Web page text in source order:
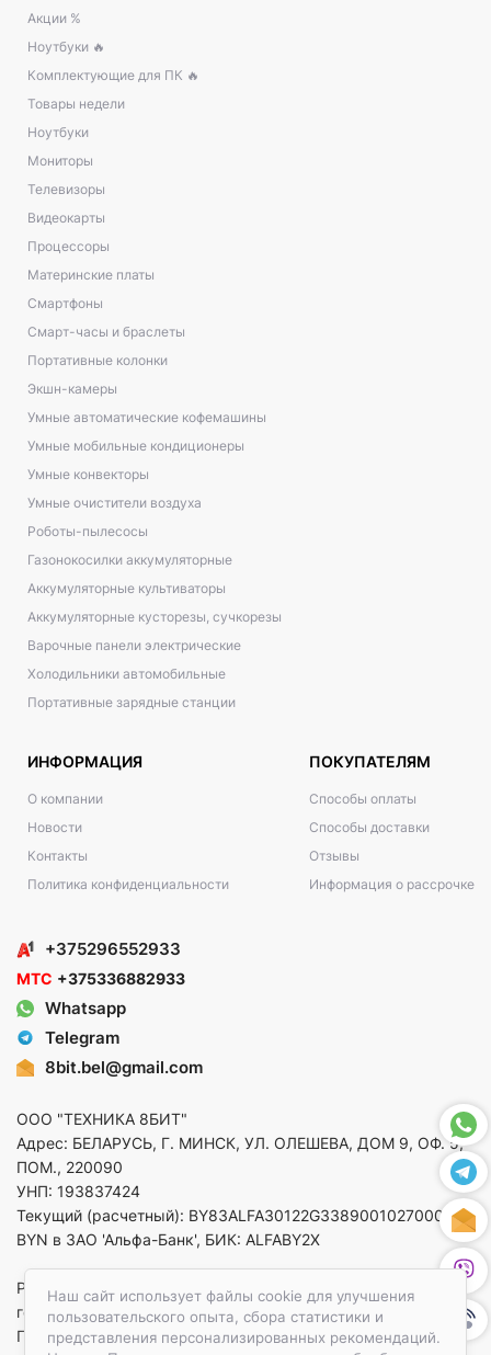
Наш сайт использует файлы cookie для улучшения
пользовательского опыта, сбора статистики и
представления персонализированных рекомендаций.
Акции %
Ноутбуки 🔥
Комплектующие для ПК 🔥
Товары недели
Ноутбуки
Мониторы
Телевизоры
Видеокарты
Процессоры
Материнские платы
Смартфоны
Смарт-часы и браслеты
Портативные колонки
Экшн-камеры
Умные автоматические кофемашины
Умные мобильные кондиционеры
Умные конвекторы
Умные очистители воздуха
Роботы-пылесосы
Газонокосилки аккумуляторные
Аккумуляторные культиваторы
Аккумуляторные кусторезы, сучкорезы
Варочные панели электрические
Холодильники автомобильные
Портативные зарядные станции
ИНФОРМАЦИЯ
О компании
Новости
Контакты
Политика конфиденциальности
ПОКУПАТЕЛЯМ
Способы оплаты
Способы доставки
Отзывы
Информация о рассрочке
+375296552933
МТС +375336882933
Whatsapp
Telegram
8bit.bel@gmail.com
ООО "ТЕХНИКА 8БИТ"
Адрес: БЕЛАРУСЬ, Г. МИНСК, УЛ. ОЛЕШЕВА, ДОМ 9, ОФ. 5,
ПОМ., 220090
УНП: 193837424
Текущий (расчетный): BY83ALFA30122G33890010270000 в
BYN в ЗАО 'Альфа-Банк', БИК: ALFABY2X
Регистрация в торговом реестре от 14.08.2025 Минский
горисполком
По вопросам защиты прав потребителей